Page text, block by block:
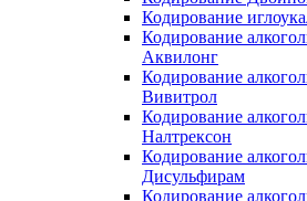
Кодирование
Кодирование
Аквилонг
Кодирование
Вивитрол
Кодирование
Налтрексон
Кодирование
Дисульфирам
Кодирование